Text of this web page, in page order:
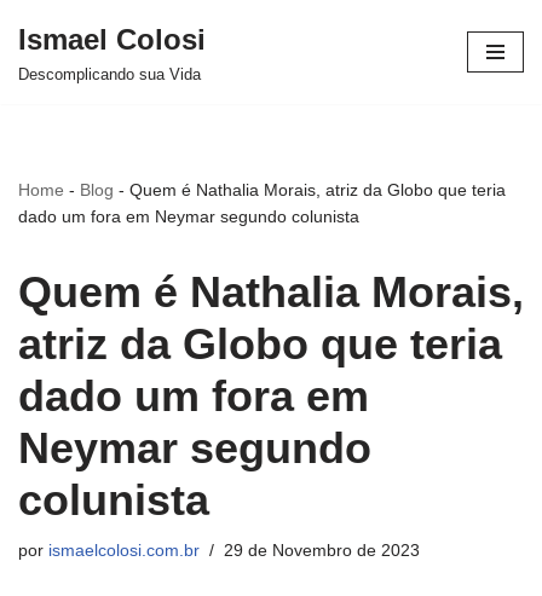
Avançar
Ismael Colosi
Descomplicando sua Vida
Home - Blog - Quem é Nathalia Morais, atriz da Globo que teria
dado um fora em Neymar segundo colunista
Quem é Nathalia Morais,
atriz da Globo que teria
dado um fora em
Neymar segundo
colunista
por ismaelcolosi.com.br 29 de Novembro de 2023